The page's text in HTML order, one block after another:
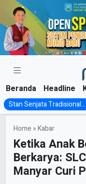
Skip
content
Beranda Headline
Stan Senjata Tradisional...
Home »Kabar
Ketika Anak
Berkarya:
Manyar Curi